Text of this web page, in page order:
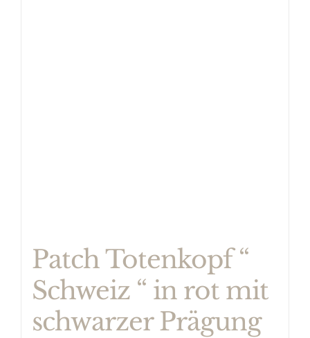
Patch Totenkopf “
Schweiz “ in rot mit
schwarzer Prägung